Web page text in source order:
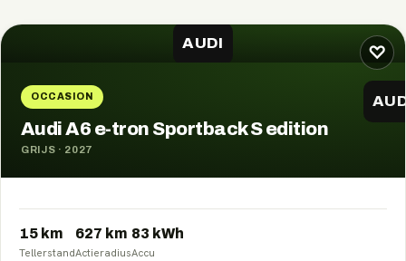
♡
AUDI
OCCASION
Audi A6 e-tron Sportback S edition
GRIJS · 2027
15 km
Tellerstand
627 km
Actieradius
83 kWh
Accu